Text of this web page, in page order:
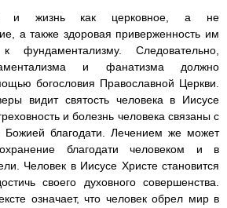
и жизнь как церковное, а не
а также здоровая приверженность им
фундаментализму. Следовательно,
и фанатизма должно
богословия Православной Церкви.
видит святость человека в Иисусе
и болезнь человека связаны с
Божией благодати. Лечением же может
благодати человеком и в
Человек в Иисусе Христе становится
своего духовного совершенства.
означает, что человек обрел мир в